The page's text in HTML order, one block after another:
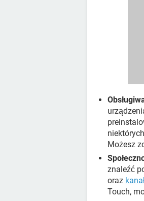
Możesz
znaleźć
oraz
Touch,